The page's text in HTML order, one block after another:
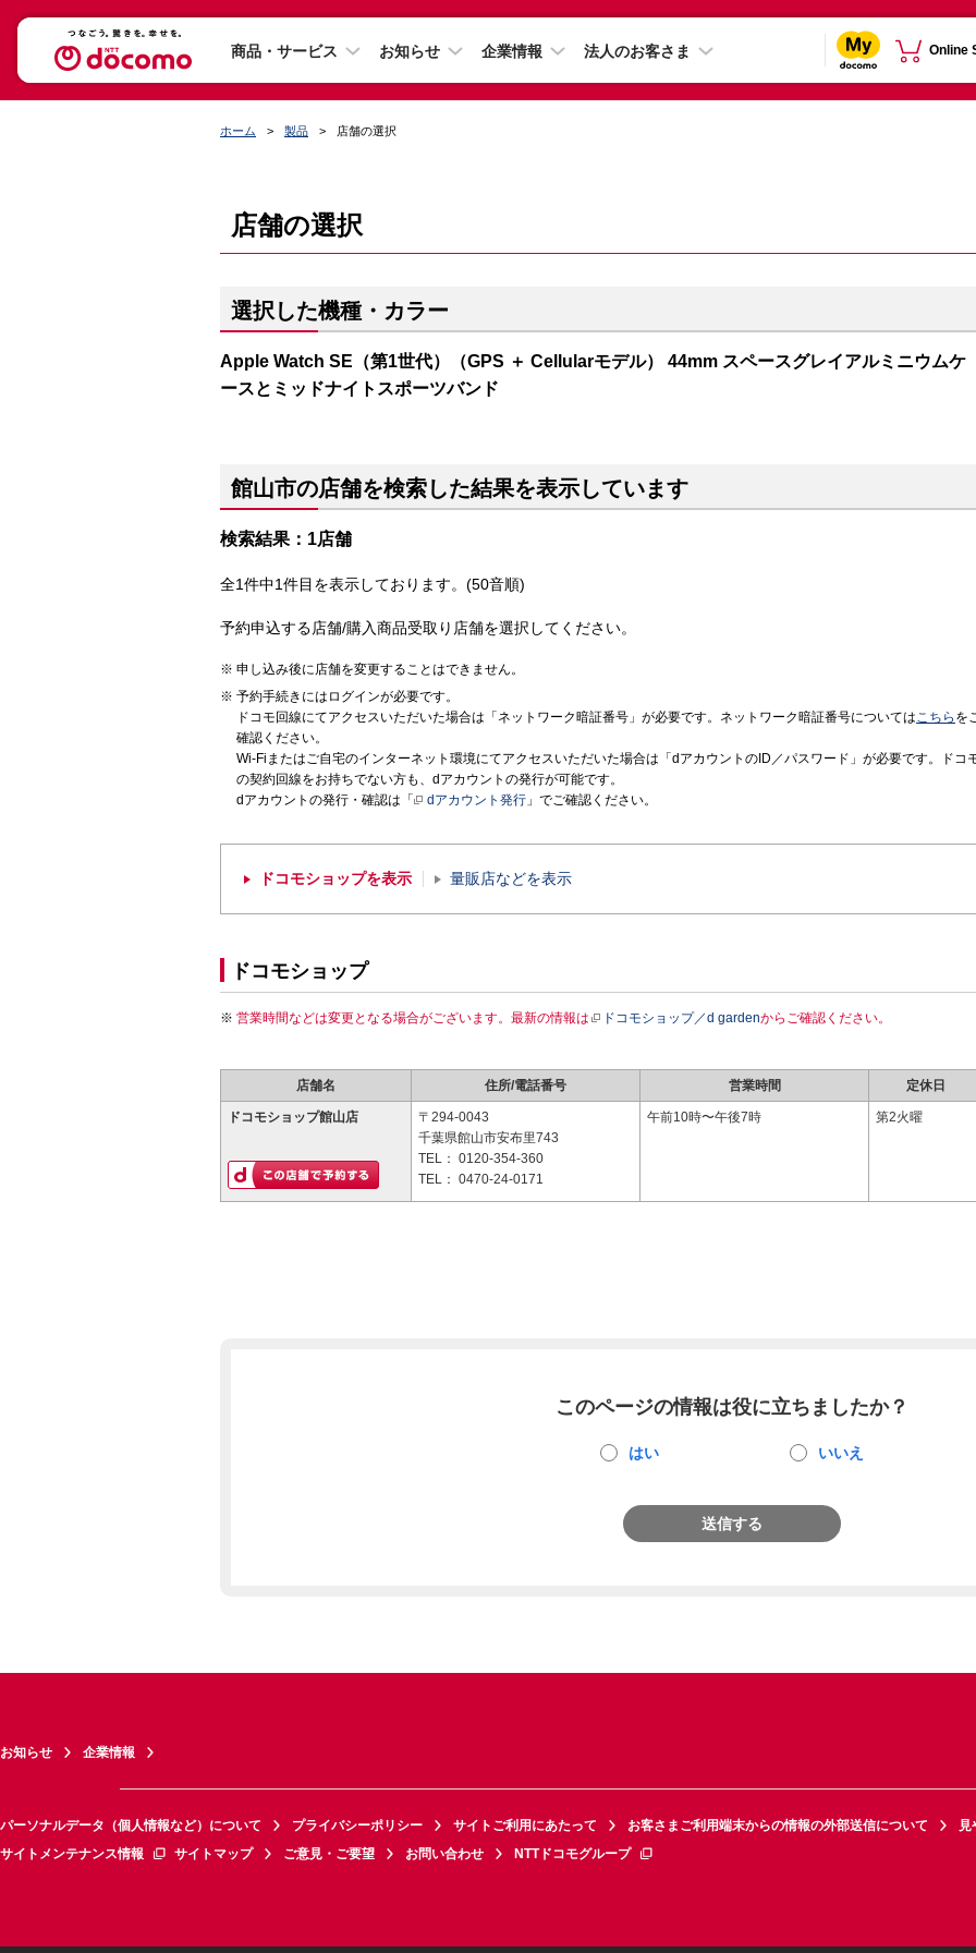
商品・サービス お知らせ 企業情報 法人のお客さま Online
ホーム 製品 店舗の選択
店舗の選択
選択した機種・カラー
Apple Watch SE（第1世代）（GPS ＋ Cellularモデル） 44mm スペースグレイアルミニウムケ
ースとミッドナイトスポーツバンド
館山市の店舗を検索した結果を表示しています
検索結果：1店舗
全1件中1件目を表示しております。(50音順)
予約申込する店舗/購入商品受取り店舗を選択してください。
申し込み後に店舗を変更することはできません。
予約手続きにはログインが必要です。
ドコモ回線にてアクセスいただいた場合は「ネットワーク暗証番号」が必要です。ネットワーク暗証番号についてはこちら を
確認ください。
Wi-Fiまたはご自宅のインターネット環境にてアクセスいただいた場合は「dアカウントのID／パスワード」が必要です。ドコ
の契約回線をお持ちでない方も、dアカウントの発行が可能です。
dアカウントの発行・確認は「
dアカウント発行 」でご確認ください。
ドコモショップを表示 量販店などを表示
ドコモショップ
営業時間などは変更となる場合がございます。最新の情報は ドコモショップ／d gardenからご確認ください。
店舗名 住所/電話番号 営業時間 定休日
ドコモショップ館山店
〒294-0043
千葉県館山市安布里743
TEL： 0120-354-360
TEL： 0470-24-0171
午前10時〜午後7時 第2火曜
このページの情報は役に立ちましたか？
はい いいえ
送信する
お知らせ 企業情報
パーソナルデータ（個人情報など）について プライバシーポリシー サイトご利用にあたって お客さまご利用端末からの情報の外部送信について
見
サイトメンテナンス情報
サイトマップ ご意見・ご要望 お問い合わせ NTTドコモグループ